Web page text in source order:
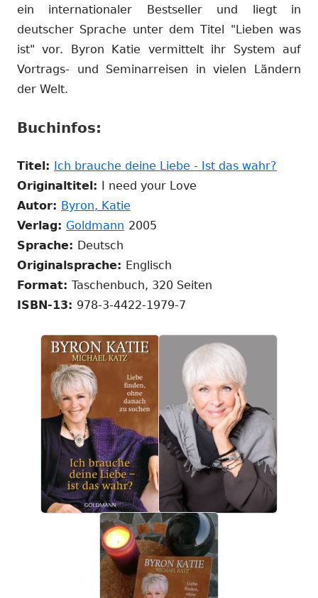
ein internationaler Bestseller und liegt in
deutscher Sprache unter dem Titel "Lieben was
ist" vor. Byron Katie vermittelt ihr System auf
Vortrags- und Seminarreisen in vielen Ländern
der Welt.
Buchinfos:
Titel: Ich brauche deine Liebe - Ist das wahr?
Originaltitel: I need your Love
Autor: Byron, Katie
neuem
öffnen
Verlag: Goldmann In
Fenster
öffnen
2005
Sprache: Deutsch
Originalsprache: Englisch
Format: Taschenbuch, 320 Seiten
ISBN-13: 978-3-4422-1979-7